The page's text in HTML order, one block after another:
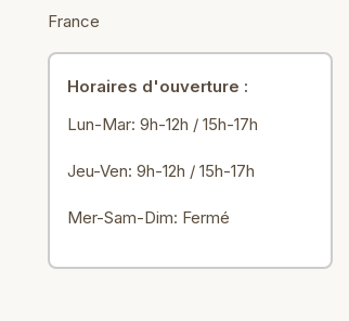
France
Horaires d'ouverture :
Lun-Mar: 9h-12h / 15h-17h
Jeu-Ven: 9h-12h / 15h-17h
Mer-Sam-Dim: Fermé